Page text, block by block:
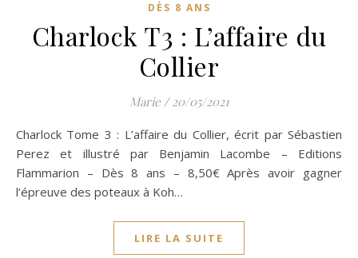
DÈS 8 ANS
Charlock T3 : L’affaire du
Collier
Marie / 20/05/2021
Charlock Tome 3 : L’affaire du Collier, écrit par Sébastien
Perez et illustré par Benjamin Lacombe – Editions
Flammarion – Dès 8 ans – 8,50€ Après avoir gagner
l’épreuve des poteaux à Koh…
LIRE LA SUITE